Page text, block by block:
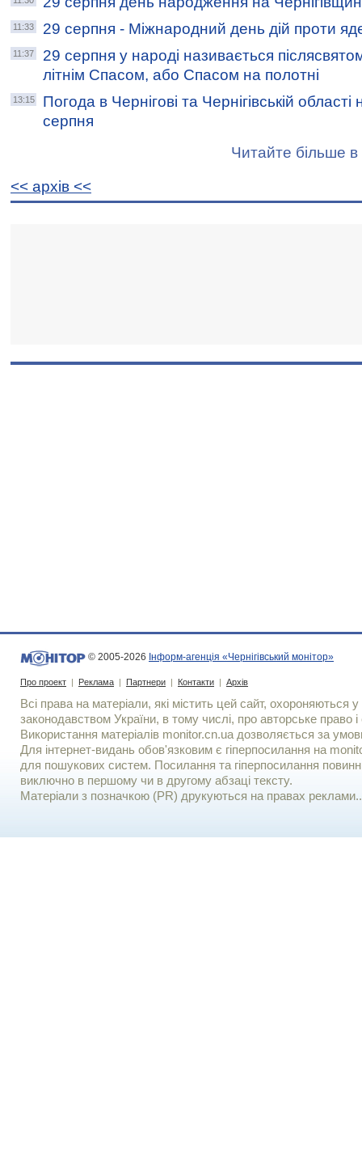
11:33 29 серпня - Міжнародний день дій проти
11:37
29 серпня у народі називається
літнім Спасом, або Спасом на полотні
13:15
Погода в Чернігові та Чернігівській
серпня
Читайте більше в
<< архiв <<
© 2005-2026 Інформ-агенція «Чернігівський монітор»
Про проект | Реклама | Партнери | Контакти | Архів
Всі права на матеріали, які містить цей сайт, охороняються у
законодавством України, в тому числі, про авторське право і
Використання матерiалiв monitor.cn.ua дозволяється за
Для iнтернет-видань обов'язковим є гiперпосилання на
для пошукових систем. Посилання та гіперпосилання
виключно в першому чи в другому абзаці тексту.
Матеріали з позначкою (PR) друкуються на правах реклами..